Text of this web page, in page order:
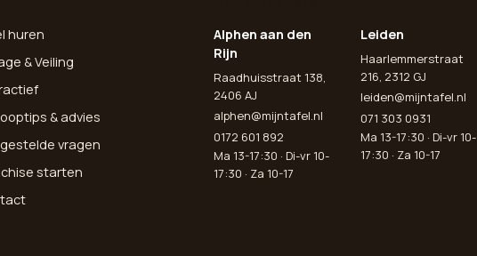
huren
& Veiling
& advies
vragen
starten
Alphen aan den
Rijn
Raadhuisstraat 138,
2406 AJ
alphen@mijntafel.nl
0172 601 892
Ma 13-17:30 · Di-vr 10-
17:30 · Za 10-17
Leiden
Haarlemmerstraat
216, 2312 GJ
leiden@mijntafel.nl
071 303 0931
Ma 13-17:30 · Di-vr 10-
17:30 · Za 10-17